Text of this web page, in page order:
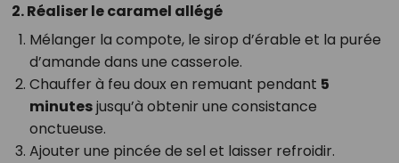
2. Réaliser le caramel allégé
Mélanger la compote, le sirop d’érable et la purée
d’amande dans une casserole.
Chauffer à feu doux en remuant pendant 5
minutesjusqu’à obtenir une consistance
onctueuse.
Ajouter une pincée de sel et laisser refroidir.